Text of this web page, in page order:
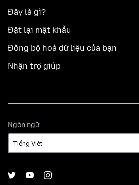
Đây là gì?
Đặt lại mật khẩu
Đồng bộ hoá dữ liệu của bạn
Nhận trợ giúp
Ngôn ngữ
ngữ